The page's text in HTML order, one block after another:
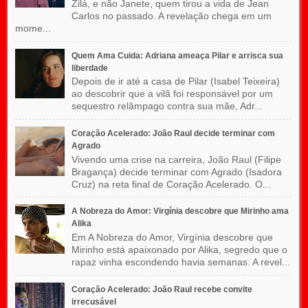
Zilá, e não Janete, quem tirou a vida de Jean
Carlos no passado. A revelação chega em um
mome...
Quem Ama Cuida: Adriana ameaça Pilar e arrisca sua
liberdade
Depois de ir até a casa de Pilar (Isabel Teixeira)
ao descobrir que a vilã foi responsável por um
sequestro relâmpago contra sua mãe, Adr...
Coração Acelerado: João Raul decide terminar com
Agrado
Vivendo uma crise na carreira, João Raul (Filipe
Bragança) decide terminar com Agrado (Isadora
Cruz) na reta final de Coração Acelerado. O...
A Nobreza do Amor: Virgínia descobre que Mirinho ama
Alika
Em A Nobreza do Amor, Virgínia descobre que
Mirinho está apaixonado por Alika, segredo que o
rapaz vinha escondendo havia semanas. A revel...
Coração Acelerado: João Raul recebe convite
irrecusável